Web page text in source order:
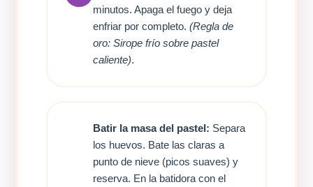
minutos. Apaga el fuego y deja
enfriar por completo.(Regla de
oro: Sirope frío sobre pastel
caliente).
Batir la masa del pastel: Separa
los huevos. Bate las claras a
punto de nieve (picos suaves) y
reserva. En la batidora con el